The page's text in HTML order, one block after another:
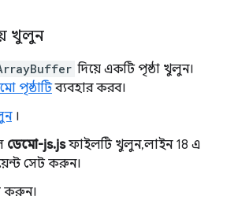
খুলুন
দিয়ে একটি পৃষ্ঠা খুলুন।
পৃষ্ঠাটিব্যবহার করব।
।
ডেমো-js.jsফাইলটি খুলুন, লাইন 18 এ
সেট করুন।
করুন।